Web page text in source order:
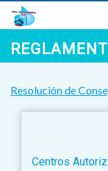
Síguenos en
"Año de la
Resolución de
Centros